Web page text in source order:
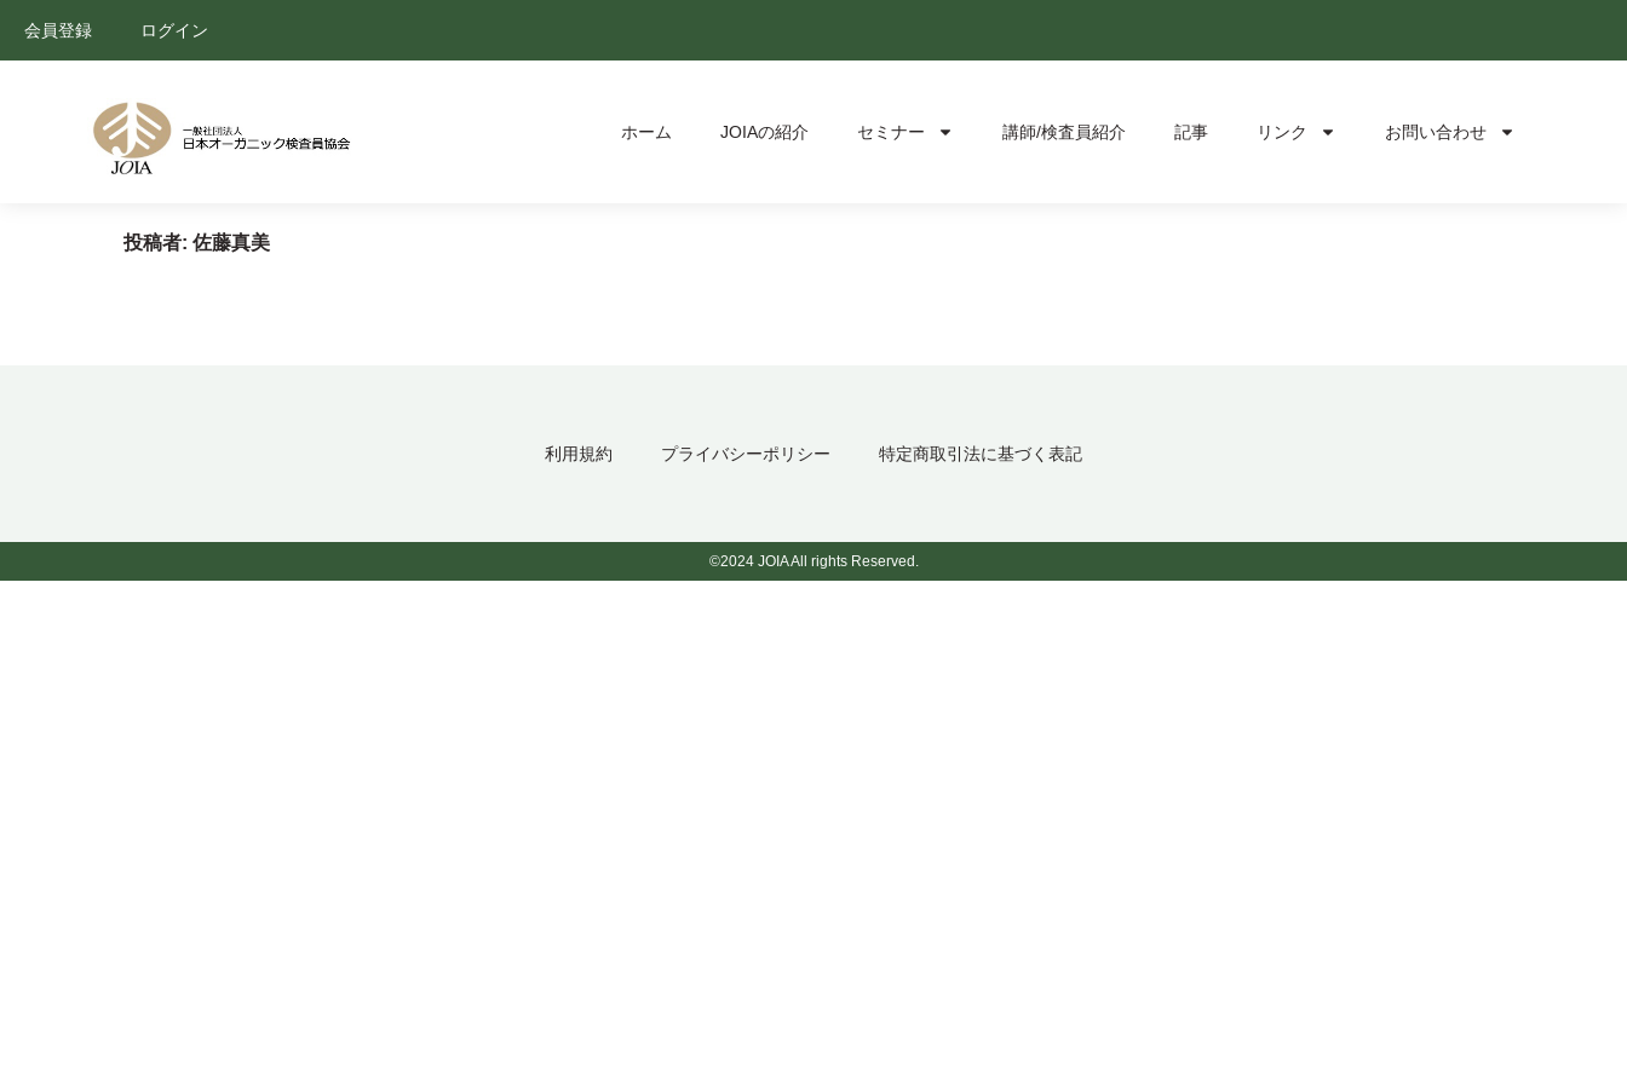
会員登録 ログイン
ホーム JOIAの紹介 セミナー 講師/検査員紹介 記事 リンク お問い合わせ
投稿者: 佐藤真美
利用規約 プライバシーポリシー 特定商取引法に基づく表記
©2024 JOIA All rights Reserved.